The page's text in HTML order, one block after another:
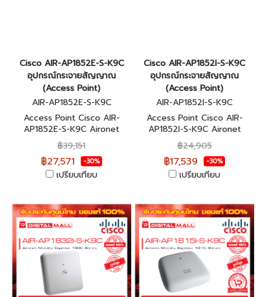
Cisco AIR-AP1852E-S-K9C
อุปกรณ์กระจายสัญญาณ
(Access Point)
AIR-AP1852E-S-K9C
Access Point Cisco AIR-
AP1852E-S-K9C Aironet
Mobility Express 1850
Series สินค้าของแท้ 100%
฿39,151
฿27,571 -30%
เปรียบเทียบ
Cisco AIR-AP1852I-S-K9C
อุปกรณ์กระจายสัญญาณ
(Access Point)
AIR-AP1852I-S-K9C
Access Point Cisco AIR-
AP1852I-S-K9C Aironet
Mobility Express 1850
Series สินค้าของแท้ 100%
฿24,905
฿17,539 -30%
เปรียบเทียบ